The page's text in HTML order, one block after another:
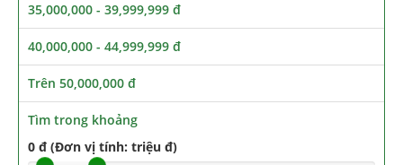
35,000,000 - 39,999,999 đ
40,000,000 - 44,999,999 đ
Trên 50,000,000 đ
Tìm trong khoảng
0 đ (Đơn vị tính: triệu đ)